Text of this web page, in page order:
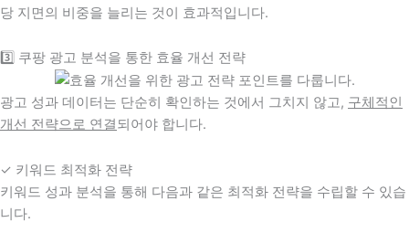
당 지면의 비중을 늘리는 것이 효과적입니다.
3️⃣ 쿠팡 광고 분석을 통한 효율 개선 전략
광고 성과 데이터는 단순히 확인하는 것에서 그치지 않고, 구체적인
개선 전략으로 연결되어야 합니다.
✓ 키워드 최적화 전략
키워드 성과 분석을 통해 다음과 같은 최적화 전략을 수립할 수 있습
니다.